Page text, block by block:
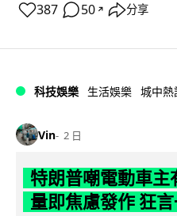
387 50 ↗ 分享
科技娛樂 生活娛樂 城中熱
Vin 2 日
特朗普嘲電動車主
量即焦慮發作 狂